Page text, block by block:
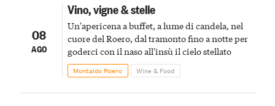
08
AGO
Vino, vigne & stelle
Un'apericena a buffet, a lume di candela, nel
cuore del Roero, dal tramonto fino a notte per
goderci con il naso all'insù il cielo stellato
Montaldo Roero Wine & Food